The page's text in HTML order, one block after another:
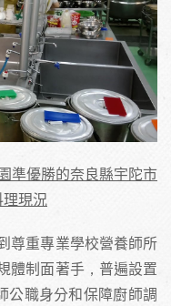
準優勝的奈良縣宇陀市
現況
尊重專業學校營養師所
體制面著手，普遍設置
公職身分和保障廚師調